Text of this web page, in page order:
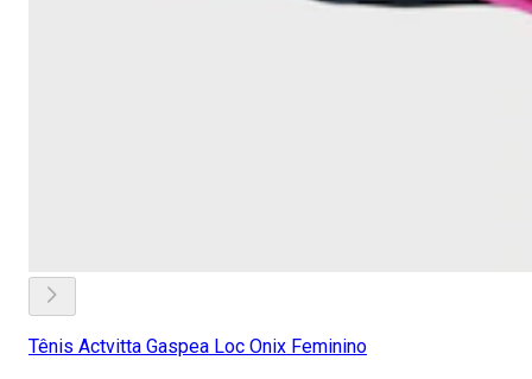
Tênis Actvitta Gaspea Loc Onix Feminino